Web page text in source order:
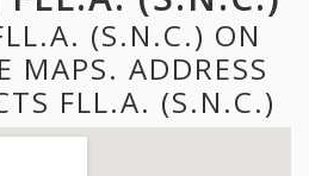
(S.N.C.) ON
MAPS. ADDRESS
FLL.A. (S.N.C.)